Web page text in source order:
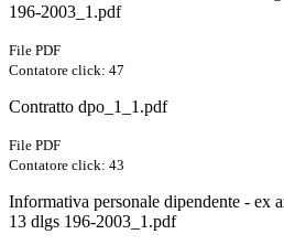
196-2003_1.pdf
File PDF
Contatore click: 47
Contratto dpo_1_1.pdf
File PDF
Contatore click: 43
Informativa personale dipendente - ex
13 dlgs 196-2003_1.pdf